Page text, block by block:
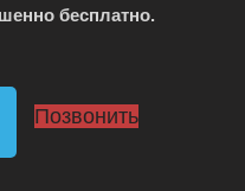
бесплатно.
Позвонить